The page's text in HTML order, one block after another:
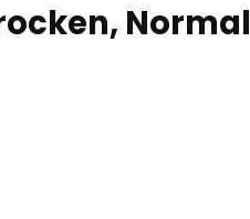
Normal